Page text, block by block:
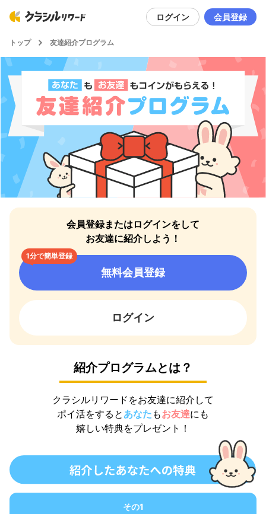
ログイン 会員登録
トップ 友達紹介プログラム
会員登録またはログインをして
お友達に紹介しよう！
1分で簡単登録
無料会員登録
ログイン
紹介プログラムとは？
クラシルリワードをお友達に紹介して
ポイ活をすると あなた もお友達にも
嬉しい特典をプレゼント！
その1